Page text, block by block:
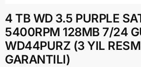
4 TB WD 3.5 PURPLE
5400RPM 128MB 7/24
WD44PURZ (3 YIL
GARANTILI)